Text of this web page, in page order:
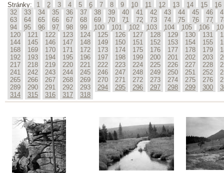
Stránky: 1 2 3 4 5 6 7 8 9 10 11 12 13 14 15
16
32
33 34 35 36 37 38 39 40 41 42 43 44 45 46
63
64 65 66 67 68 69 70 71 72 73 74 75 76 77
94
95 96 97 98 99 100 101 102 103 104 105 106
120
121 122 123 124 125 126 127 128 129 130 131
144
145 146 147 148 149 150 151 152 153 154 155
168
169 170 171 172 173 174 175 176 177 178 179
192
193 194 195 196 197 198 199 200 201 202 203
217
218 219 220 221 222 223 224 225 226 227 228
241
242 243 244 245 246 247 248 249 250 251 252
265
266 267 268 269 270 271 272 273 274 275 276
289
290 291 292 293 294 295 296 297 298 299 300
314
315 316 317 318